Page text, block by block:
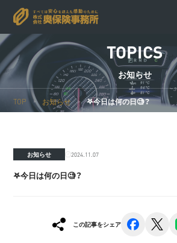
TOPICS
お知らせ
TOP お知らせ 𖤐今日は何の日🧐？
お知らせ 2024.11.07
𖤐今日は何の日🧐？
この記事をシェア facebook